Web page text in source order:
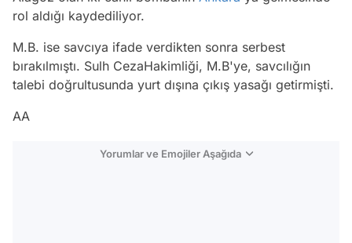
rol aldığı kaydediliyor.
M.B. ise savcıya ifade verdikten sonra serbest
bırakılmıştı. Sulh CezaHakimliği, M.B'ye, savcılığın
talebi doğrultusunda yurt dışına çıkış yasağı getirmişti.
AA
Yorumlar ve Emojiler Aşağıda